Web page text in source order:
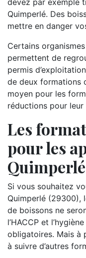
devez par exemple
Quimperlé. Des
mettre en danger
Certains
permettent de
permis
de deux formations
moyen pour les
réductions pour
Les
pour les
Quimperlé
Si vous souhaitez
Quimperlé (29300),
de boissons ne
l’HACCP et
obligatoires. Mais à
à suivre d’autres